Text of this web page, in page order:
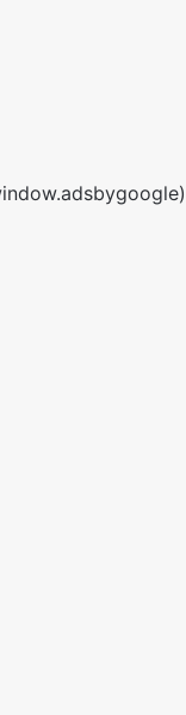
(adsbygoogle = window.adsbygoogle || []).push({});